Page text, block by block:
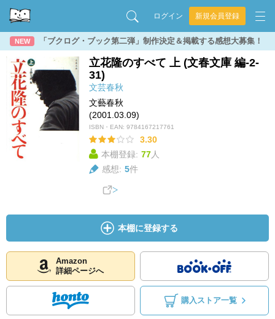
ログイン 新規会員登録
NEW 「ブクログ・ブック第二弾」制作決定＆掲載する感想大募集！
立花隆のすべて 上 (文春文庫 編-2-
31)
文芸春秋
文藝春秋
(2001.03.09)
ISBN・EAN: 9784167217761
3.30
本棚登録: 77人
感想: 5件
本棚に登録する
Amazon
詳細ページへ
購入ストア一覧